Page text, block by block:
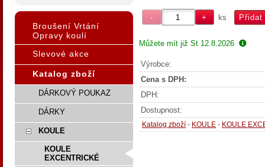
ks
Můžete mít již St 12.8.2026
Výrobce:
Cena s DPH:
DPH:
Dostupnost:
Katalog zboží - KOULE - KOULE
Broušení Vrtání
Opravy koulí
Slevové akce
Katalog zboží
DÁRKOVÝ POUKAZ
DÁRKY
KOULE
KOULE
EXCENTRICKÉ